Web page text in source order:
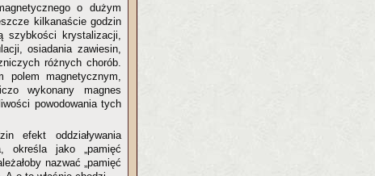
o dużym
kilkanaście godzin
szybkości krystalizacji,
osiadania zawiesin,
różnych chorób.
magnetycznym,
wykonany magnes
powodowania tych
efekt oddziaływania
określa jako „pamięć
nazwać „pamięć